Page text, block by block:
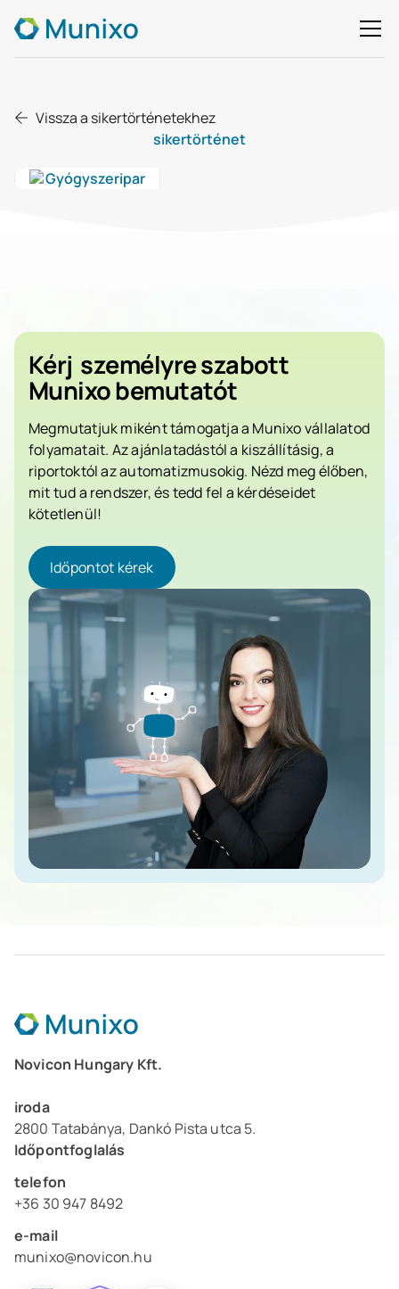
Vissza a sikertörténetekhez
sikertörténet
Gyógyszeripar
Kérj személyre szabott
Munixo bemutatót
Megmutatjuk miként támogatja a Munixo vállalatod
folyamatait. Az ajánlatadástól a kiszállításig, a
riportoktól az automatizmusokig. Nézd meg élőben,
mit tud a rendszer, és tedd fel a kérdéseidet
kötetlenül!
Időpontot kérek
Időpontot kérek
Novicon Hungary Kft.
iroda
2800 Tatabánya, Dankó Pista utca 5.
Időpontfoglalás
telefon
+36 30 947 8492
e-mail
munixo@novicon.hu